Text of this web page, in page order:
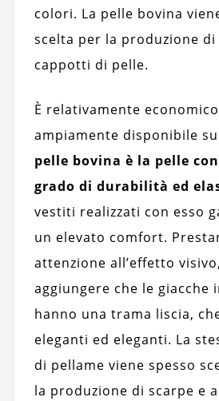
colori. La pelle bovina
scelta per la produzione di
cappotti di pelle.
È relativamente
ampiamente disponibile
pelle bovina è la pelle
grado di durabilità ed
vestiti realizzati con esso
un elevato comfort.
attenzione all’effetto
aggiungere che le giacche
hanno una trama liscia,
eleganti ed eleganti. La
di pellame viene spesso
la produzione di scarpe e